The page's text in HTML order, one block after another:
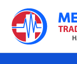
Inhalt
springen